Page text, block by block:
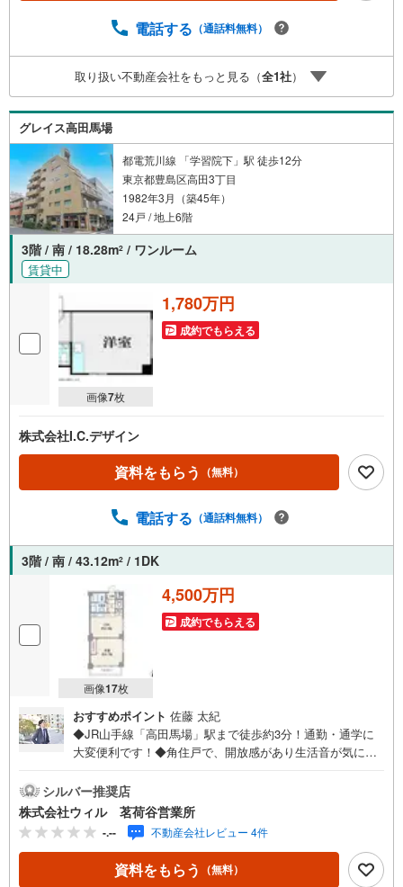
【営業時間 10:00～19:00】上記時間はお電話が繋がりやす
学される場合は「室内・現地を見学する（無料）」ボタン
よりご希望の日時をご記入いただけますとスムーズにご案
内が可能です。【ウィル不動産販売はここが強み】（1）住
宅ローンに精通したローン専門部署があります！（2）施工
実績多数のリフォーム部門も社内にあります！（3）定休日
なし！
電話する （通話料無料）
取り扱い不動産会社をもっと見る（全1社）
グレイス高田馬場
都電荒川線 「学習院下」駅 徒歩12分
東京都豊島区高田3丁目
1982年3月（築45年）
24戸 / 地上6階
3階 / 南 / 18.28m2 / ワンルーム
賃貸中
画像7枚
1,780万円
成約でもらえる
株式会社I.C.デザイン
資料をもらう （無料）
電話する （通話料無料）
3階 / 南 / 43.12m2 / 1DK
画像17枚
4,500万円
成約でもらえる
おすすめポイント 佐藤 太紀
◆JR山手線「高田馬場」駅まで徒歩約3分！通勤・通学に
大変便利です！◆角住戸で、開放感があり生活音が気にな
すすめの1DKタイプ！◆2面採光から光が差し込む明るく陽
当り良好な居室！◆仕切りを開ければ、DKと隣接洋室がつ
ながる開放的な住空間！◆各部屋に収納スペースがあり、
無駄なく使える間取！◆玄関収納があり、靴や小物をすっ
きり整理可能！◆陽当り良好！お洗濯物が気持ちよく乾く
南向きのバルコニー付き！◆「ピーコックストア 高田馬場
シルバー推奨店
株式会社ウィル 茗荷谷営業所
-.-- 不動産会社レビュー 4件
資料をもらう （無料）